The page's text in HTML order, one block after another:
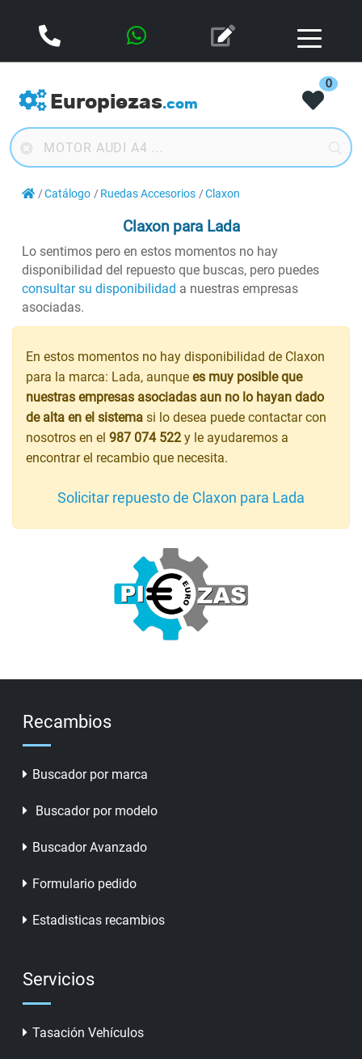
Europiezas.com
0
Catálogo Ruedas Accesorios Claxon
Claxonpara Lada
Lo sentimos pero en estos momentos no hay
disponibilidad del repuesto que buscas, pero puedes
consultar su disponibilidad a nuestras empresas
asociadas.
En estos momentos no hay disponibilidad de Claxon
para la marca: Lada, aunque es muy posible que
nuestras empresas asociadas aun no lo hayan dado
de alta en el sistema si lo desea puede contactar con
nosotros en el 987 074 522 y le ayudaremos a
encontrar el recambio que necesita.
Solicitar repuesto de Claxon para Lada
Recambios
Buscador por marca
Buscador por modelo
Buscador Avanzado
Formulario pedido
Estadisticas recambios
Servicios
Tasación Vehículos